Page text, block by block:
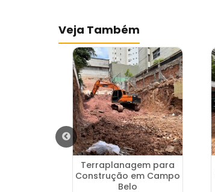
Veja Também
Terraplanagem para
Construção em Campo
Belo